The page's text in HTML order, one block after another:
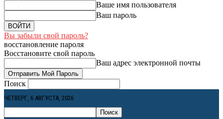
Ваше имя пользователя
Ваш пароль
Вы забыли свой пароль?
восстановление пароля
Восстановите свой пароль
Ваш адрес электронной почты
Поиск
ЧЕТВЕРГ, 6 АВГУСТА, 2026